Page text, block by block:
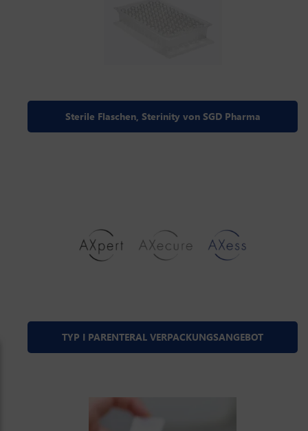
Sterile Flaschen, Sterinity von SGD Pharma
TYP I PARENTERAL VERPACKUNGSANGEBOT